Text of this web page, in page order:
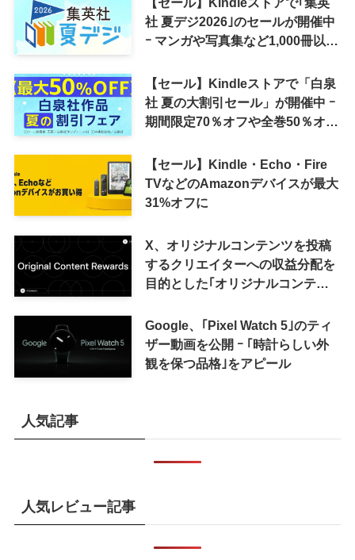
社 夏デジ2026｣のセールが開催中
ｰ マンガや写真集など1,000冊以上
【セール】Kindleストアで「白泉
社 夏の大割引セール」が開催中 ｰ
期間限定70％オフや全巻50％オフ
【セール】Kindle・Echo・Fire
TVなどのAmazonデバイスが最大
31%オフに
X、オリジナルコンテンツを投稿
するクリエイターへの収益分配を
目的とした｢オリジナルコンテン
来の｢収益分配｣は廃止
Google、｢Pixel Watch 5｣のティ
ザー動画を公開 ｰ ｢時計らしい外
観を保つ品格｣をアピール
人気記事
人気レビュー記事